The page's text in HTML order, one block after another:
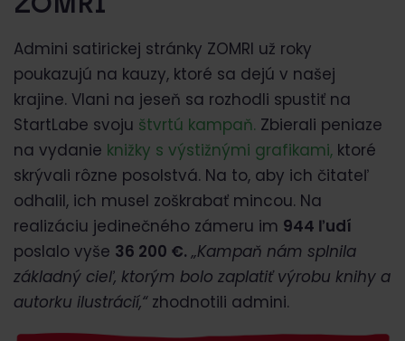
Admini satirickej stránky ZOMRI už roky
poukazujú na kauzy, ktoré sa dejú v našej
krajine. Vlani na jeseň sa rozhodli spustiť na
StartLabe svoju štvrtú kampaň. Zbierali peniaze
na vydanie knižky s výstižnými grafikami, ktoré
skrývali rôzne posolstvá. Na to, aby ich čitateľ
odhalil, ich musel zoškrabať mincou. Na
realizáciu jedinečného zámeru im 944 ľudí
poslalo vyše 36 200 €. „Kampaň nám splnila
základný cieľ, ktorým bolo zaplatiť výrobu knihy a
autorku ilustrácií,“ zhodnotili admini.